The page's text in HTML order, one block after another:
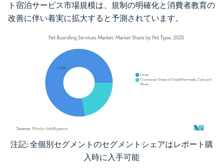
ト宿泊サービス市場規模は、規制の明確化と消費者教育の
改善に伴い着実に拡大すると予測されています。
画像 © Mordor Intelligence。再利用にはCC BY 4.0の表示が必要です。
注記: 全個別セグメントのセグメントシェアはレポート購
入時に入手可能